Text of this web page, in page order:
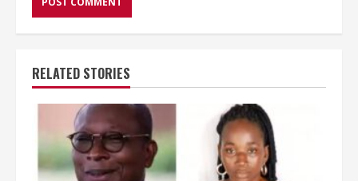
RELATED STORIES